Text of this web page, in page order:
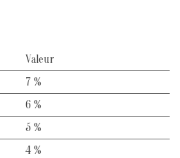
Valeur
7 %
6 %
5 %
4 %